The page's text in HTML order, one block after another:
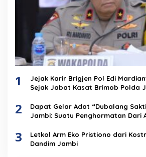
1
Jejak Karir Brigjen Pol Edi
Sejak Jabat Kasat Brimob Polda
2
Dapat Gelar Adat “Dubalang
Jambi: Suatu Penghormatan Dari
3
Letkol Arm Eko Pristiono dari
Dandim Jambi